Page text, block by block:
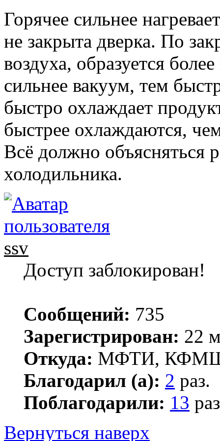
Горячее сильнее
не закрыта дверка. По
воздуха, образуется
сильнее вакуум, тем
быстро охлаждает
быстрее охлаждаются,
Всё должно объясняться
холодильника.
ssv
Доступ заблокирован!
Сообщений: 735
Зарегистрирован: 22
Откуда: МФТИ,
Благодарил (а): 2 раз.
Поблагодарили: 13
Вернуться наверх